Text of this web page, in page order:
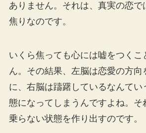
ありません。それは、真実の恋で
焦りなのです。
いくら焦っても心には嘘をつくこ
ん。その結果、左脳は恋愛の方向
に、右脳は躊躇しているなんてい
態になってしまうんですよね。そ
乗らない状態を作り出すのです。